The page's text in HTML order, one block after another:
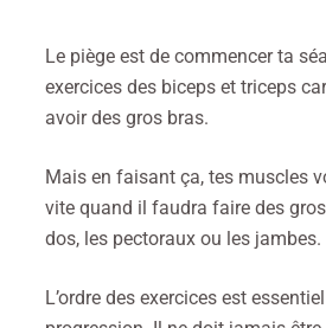
Le piège est de commencer ta
exercices des biceps et triceps
avoir des gros bras.
Mais en faisant ça, tes muscles
vite quand il faudra faire des
dos, les pectoraux ou les jambes.
L’ordre des exercices est